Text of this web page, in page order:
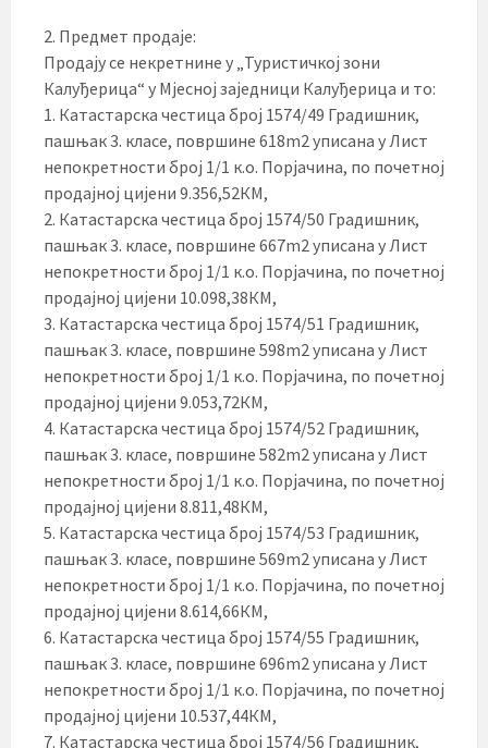
2. Предмет продаје:
Продају се некретнине у „Туристичкој зони
Калуђерица“ у Мјесној заједници Калуђерица и то:
1. Катастарска честица број 1574/49 Градишник,
пашњак 3. класе, површине 618m2 уписана у Лист
непокретности број 1/1 к.о. Порјачина, по почетној
продајној цијени 9.356,52КМ,
2. Катастарска честица број 1574/50 Градишник,
пашњак 3. класе, површине 667m2 уписана у Лист
непокретности број 1/1 к.о. Порјачина, по почетној
продајној цијени 10.098,38КМ,
3. Катастарска честица број 1574/51 Градишник,
пашњак 3. класе, површине 598m2 уписана у Лист
непокретности број 1/1 к.о. Порјачина, по почетној
продајној цијени 9.053,72КМ,
4. Катастарска честица број 1574/52 Градишник,
пашњак 3. класе, површине 582m2 уписана у Лист
непокретности број 1/1 к.о. Порјачина, по почетној
продајној цијени 8.811,48КМ,
5. Катастарска честица број 1574/53 Градишник,
пашњак 3. класе, површине 569m2 уписана у Лист
непокретности број 1/1 к.о. Порјачина, по почетној
продајној цијени 8.614,66КМ,
6. Катастарска честица број 1574/55 Градишник,
пашњак 3. класе, површине 696m2 уписана у Лист
непокретности број 1/1 к.о. Порјачина, по почетној
продајној цијени 10.537,44КМ,
7. Катастарска честица број 1574/56 Градишник,